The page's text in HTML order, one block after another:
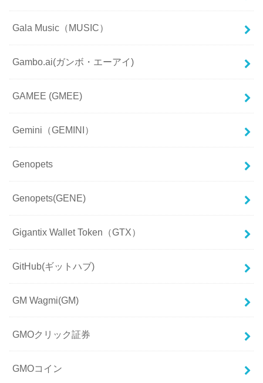
Gala Music（MUSIC）
Gambo.ai(ガンボ・エーアイ)
GAMEE (GMEE)
Gemini（GEMINI）
Genopets
Genopets(GENE)
Gigantix Wallet Token（GTX）
GitHub(ギットハブ)
GM Wagmi(GM)
GMOクリック証券
GMOコイン